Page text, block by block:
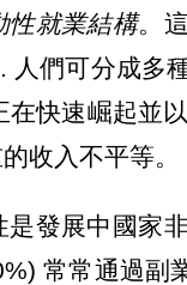
性就業結構。
人們可分成多
快速崛起並
收入不平等。
發展中國家
常常通過副